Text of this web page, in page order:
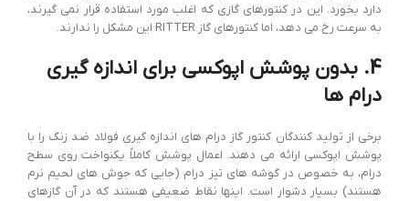
دارد بخورد. این در کنتورهای گازی که اغلب مورد استفاده قرار نمی گیرند،
به سرعت رخ می دهد، اما کنتورهای گاز RITTER این مشکل را ندارند.
4. بدون پوشش اپوکسی برای اندازه گیری
درام ها
برخی از تولید کنندگان کنتور گاز درام های اندازه گیری فولاد ضد زنگ را با
پوشش اپوکسی ارائه می دهند. اعمال پوشش کاملاً یکنواخت روی سطح
درام، به خصوص در گوشه های تیز درام (جایی که جوش های لحیم نرم
هستند) بسیار دشوار است. اینها نقاط ضعیفی هستند که در آن گازهای